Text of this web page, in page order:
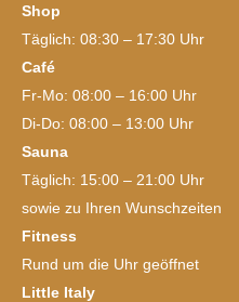
Shop
Täglich: 08:30 – 17:30 Uhr
Café
Fr-Mo: 08:00 – 16:00 Uhr
Di-Do: 08:00 – 13:00 Uhr
Sauna
Täglich: 15:00 – 21:00 Uhr
sowie zu Ihren Wunschzeiten
Fitness
Rund um die Uhr geöffnet
Little Italy